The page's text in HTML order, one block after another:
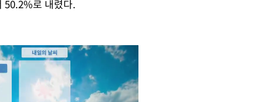
50.2%로 내렸다.